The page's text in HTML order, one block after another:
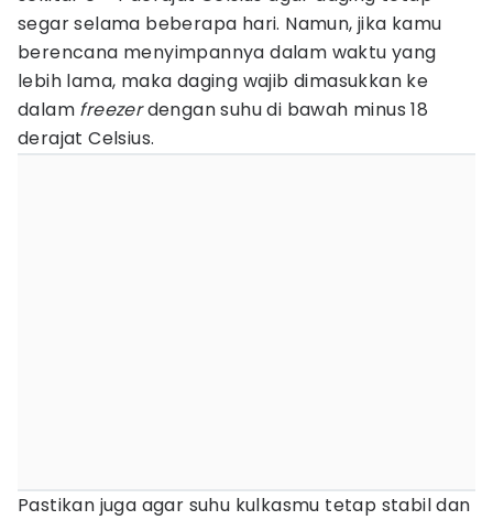
segar selama beberapa hari. Namun, jika kamu
berencana menyimpannya dalam waktu yang
lebih lama, maka daging wajib dimasukkan ke
dalam freezerdengan suhu di bawah minus 18
derajat Celsius.
Pastikan juga agar suhu kulkasmu tetap stabil dan